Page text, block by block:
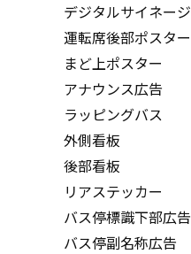
デジタルサイネージ
運転席後部ポスター
まど上ポスター
アナウンス広告
ラッピングバス
外側看板
後部看板
リアステッカー
バス停標識下部広告
バス停副名称広告